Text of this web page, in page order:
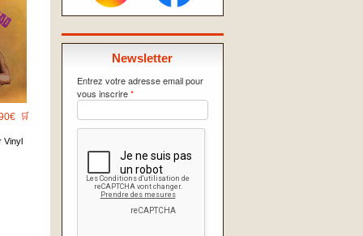
Newsletter
Entrez votre adresse email pour
vous inscrire*
🛒
Vinyl